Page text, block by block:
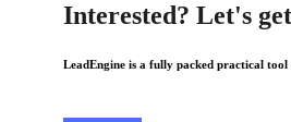
Interested? Let's
LeadEngine is a fully packed practical